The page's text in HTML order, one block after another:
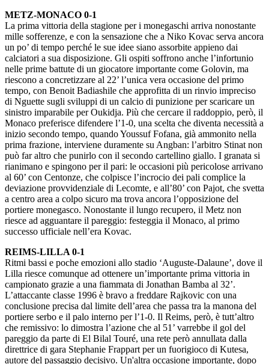
METZ-MONACO 0-1
La prima vittoria della stagione per i monegaschi arriva nonostante
mille sofferenze, e con la sensazione che a Niko Kovac serva ancora
un po’ di tempo perché le sue idee siano assorbite appieno dai
calciatori a sua disposizione. Gli ospiti soffrono anche l’infortunio
nelle prime battute di un giocatore importante come Golovin, ma
riescono a concretizzare al 22’ l’unica vera occasione del primo
tempo, con Benoit Badiashile che approfitta di un rinvio impreciso
di Nguette sugli sviluppi di un calcio di punizione per scaricare un
sinistro imparabile per Oukidja. Più che cercare il raddoppio, però, il
Monaco preferisce difendere l’1-0, una scelta che diventa necessità a
inizio secondo tempo, quando Youssuf Fofana, già ammonito nella
prima frazione, interviene duramente su Angban: l’arbitro Stinat non
può far altro che punirlo con il secondo cartellino giallo. I granata si
rianimano e spingono per il pari: le occasioni più pericolose arrivano
al 60’ con Centonze, che colpisce l’incrocio dei pali complice la
deviazione provvidenziale di Lecomte, e all’80’ con Pajot, che svetta
a centro area a colpo sicuro ma trova ancora l’opposizione del
portiere monegasco. Nonostante il lungo recupero, il Metz non
riesce ad agguantare il pareggio: festeggia il Monaco, al primo
successo ufficiale nell’era Kovac.
REIMS-LILLA 0-1
Ritmi bassi e poche emozioni allo stadio ‘Auguste-Dalaune’, dove il
Lilla riesce comunque ad ottenere un’importante prima vittoria in
campionato grazie a una fiammata di Jonathan Bamba al 32’.
L’attaccante classe 1996 è bravo a freddare Rajkovic con una
conclusione precisa dal limite dell’area che passa tra la manona del
portiere serbo e il palo interno per l’1-0. Il Reims, però, è tutt’altro
che remissivo: lo dimostra l’azione che al 51’ varrebbe il gol del
pareggio da parte di El Bilal Touré, una rete però annullata dalla
direttrice di gara Stephanie Frappart per un fuorigioco di Kutesa,
autore del passaggio decisivo. Un'altra occasione importante, dopo